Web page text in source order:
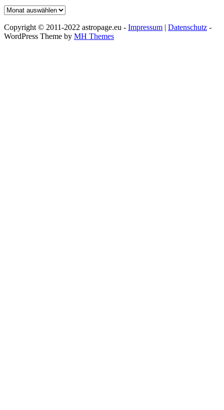
Archiv
Copyright © 2011-2022 astropage.eu - Impressum | Datenschutz -
WordPress Theme by MH Themes